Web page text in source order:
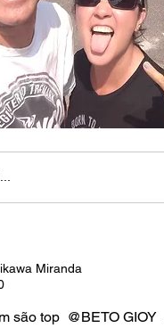
Miranda
são top @BETO GIOY